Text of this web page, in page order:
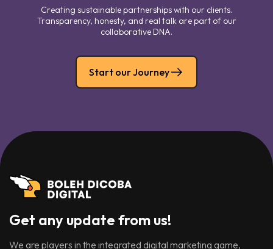
Creating sustainable partnerships with our clients.
Transparency, honesty, and real talk are part of our
collaborative DNA.
Start our Journey
Get any update from us!
We are players in the integrated digital marketing game,